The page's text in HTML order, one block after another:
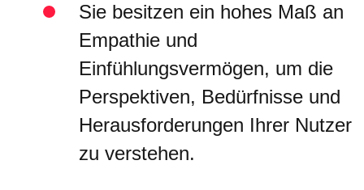
Sie besitzen ein hohes Maß an
Empathie und
Einfühlungsvermögen, um die
Perspektiven, Bedürfnisse und
Herausforderungen Ihrer Nutzer
zu verstehen.